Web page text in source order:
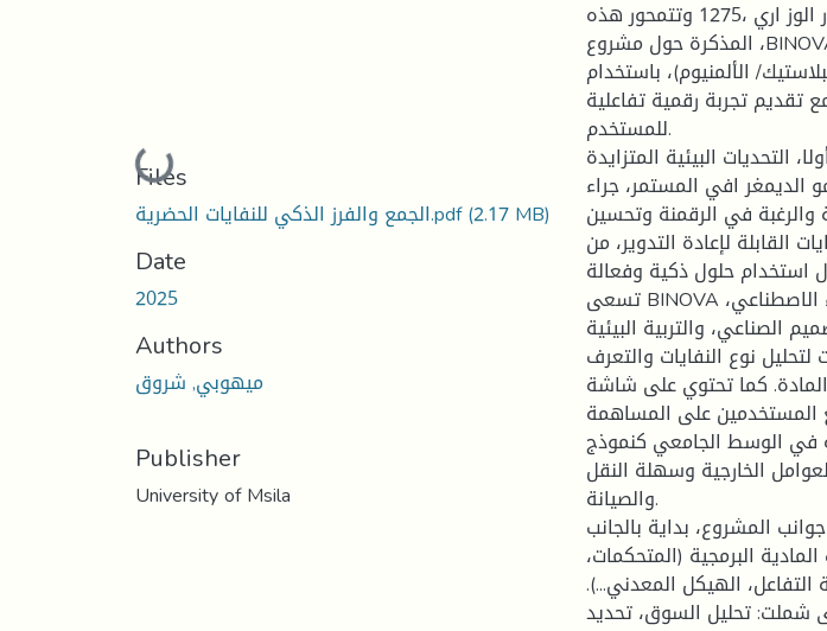
Loading...
Files
الجمع والفرز الذكي للنفايات الحضرية.pdf(2.17 MB)
Date
2025
Authors
ميهوبي, شروق
Publisher
University of Msila
لأحكام القرار الوزاري رقم 008 المتمم للقر ار الوز اري ،1275 وتتمحور هذه
المذكرة حول مشروع ،BINOVA وهي عبارة عن حاوية ذكية مصممة خصيصا لفرز
الألمنيوم)، باستخدام
تقديم تجربة رقمية تفاعلية
للمستخدم.
التحديات البيئية المتزايدة
الديمغر افي المستمر، جراء
والرغبة في الرقمنة وتحسين
القابلة لإعادة التدوير، من
استخدام حلول ذكية وفعالة.
تسعى BINOVA الى تقديم حل تقني ومجتمعي يجمع بين الذكاء الاصطناعي،
الصناعي، والتربية البيئية.
نوع النفايات والتعرف
المادة. كما تحتوي على شاشة
المستخدمين على المساهمة
في الوسط الجامعي كنموذج
الخارجية وسهلة النقل
والصيانة.
المشروع، بداية بالجانب
البرمجية (المتحكمات،
التفاعل، الهيكل المعدني...).
شملت: تحليل السوق، تحديد